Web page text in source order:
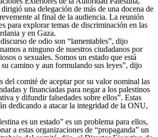
una delegación de más de una docena de
al final de la audiencia. La reunión
para explorar temas de discriminación en las
y en Gaza.
de odio son “lamentables”, dijo
a ninguno de nuestros ciudadanos por
o sexuales. Somos un estado que está
camino y aun formulando sus leyes”, dijo
del comité de aceptar por su valor nominal las
y financiadas para negar a los palestinos
y difundir falsedades sobre ellos”. Estas
dedicando a atacar la integridad de la ONU,
es un estado” es un problema para ellos,
a estas organizaciones de “propaganda” un